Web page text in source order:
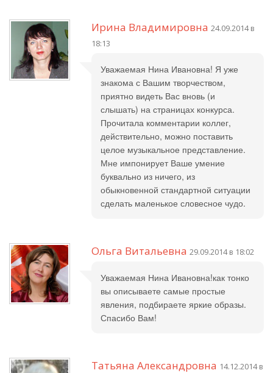
Ирина Владимировна 24.09.2014 в
18:13
Уважаемая Нина Ивановна! Я уже
знакома с Вашим творчеством,
приятно видеть Вас вновь (и
слышать) на страницах конкурса.
Прочитала комментарии коллег,
действительно, можно поставить
целое музыкальное представление.
Мне импонирует Ваше умение
буквально из ничего, из
обыкновенной стандартной ситуации
сделать маленькое словесное чудо.
Ольга Витальевна 29.09.2014 в 18:02
Уважаемая Нина Ивановна!как тонко
вы описываете самые простые
явления, подбираете яркие образы.
Спасибо Вам!
Татьяна Александровна 14.12.2014 в